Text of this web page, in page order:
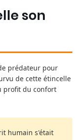
son
prédateur pour
de cette étincelle
profit du confort
humain s'était